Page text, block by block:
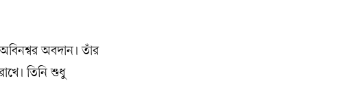
অবদান। তাঁর
তিনি শুধু